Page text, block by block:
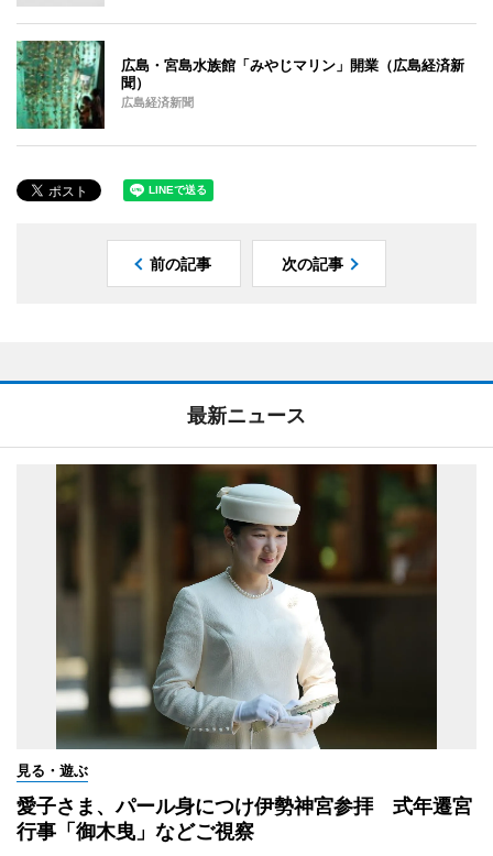
広島・宮島水族館「みやじマリン」開業（広島経済新
聞）
広島経済新聞
前の記事 次の記事
最新ニュース
見る・遊ぶ
愛子さま、パール身につけ伊勢神宮参拝 式年遷宮
行事「御木曳」などご視察